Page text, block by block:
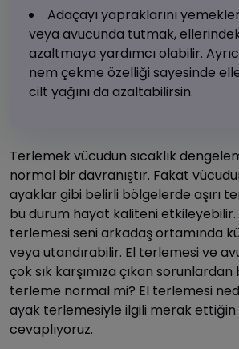
Adaçayı yapraklarını
veya avucunda tutmak,
azaltmaya yardımcı olabilir.
nem çekme özelliği sayesinde
cilt yağını da azaltabilirsin.
Terlemek vücudun sıcaklık
normal bir davranıştır. Fakat
ayaklar gibi belirli bölgelerde aşırı
bu durum hayat kaliteni etkileyebilir.
terlemesi seni arkadaş ortamında
veya utandırabilir. El terlemesi ve
çok sık karşımıza çıkan sorunlardan
terleme normal mi? El terlemesi
ayak terlemesiyle ilgili merak ettiğin
cevaplıyoruz.